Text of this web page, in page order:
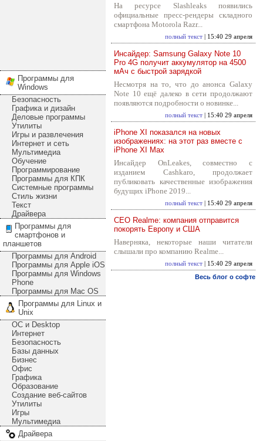
Программы для
Windows
Безопасность
Графика и дизайн
Деловые программы
Утилиты
Игры и развлечения
Интернет и сеть
Мультимедиа
Обучение
Программирование
Программы для КПК
Системные программы
Стиль жизни
Текст
Драйвера
Программы для
смартфонов и
планшетов
Программы для Android
Программы для Apple iOS
Программы для Windows
Phone
Программы для Mac OS
Программы для Linux и
Unix
ОС и Desktop
Интернет
Безопасность
Базы данных
Бизнес
Офис
Графика
Образование
Создание веб-сайтов
Утилиты
Игры
Мультимедиа
Драйвера
На ресурсе Slashleaks появились
официальные пресс-рендеры складного
смартфона Motorola Razr...
полный текст | 15:40 29 апреля
Инсайдер: Samsung Galaxy Note 10
Pro 4G получит аккумулятор на 4500
мАч с быстрой зарядкой
Несмотря на то, что до анонса Galaxy
Note 10 ещё далеко в сети продолжают
появляются подробности о новинке...
полный текст | 15:40 29 апреля
iPhone XI показался на новых
изображениях: на этот раз вместе с
iPhone XI Max
Инсайдер OnLeakes, совместно с
изданием Cashkaro, продолжает
публиковать качественные изображения
будущих iPhone 2019...
полный текст | 15:40 29 апреля
CEO Realme: компания отправится
покорять Европу и США
Наверняка, некоторые наши читатели
слышали про компанию Realme...
полный текст | 15:40 29 апреля
Весь блог о софте